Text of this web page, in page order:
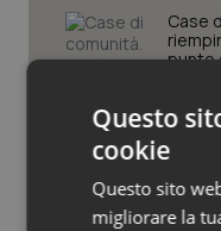
Toscana
Valle D’Aosta
Veneto
Obesità
Oncoematologia
Case
punto
San
Questo
cookie
Questo sito
migliorare la